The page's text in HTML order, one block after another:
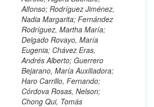
Alfonso; Rodríguez Jiménez,
Nadia Margarita; Fernández
Rodríguez, Martha María;
Delgado Rovayo, María
Eugenia; Chávez Eras,
Andrés Alberto; Guerrero
Bejarano, María Auxiliadora;
Haro Carrillo, Fernando;
Córdova Rosas, Nelson;
Chong Qui, Tomás